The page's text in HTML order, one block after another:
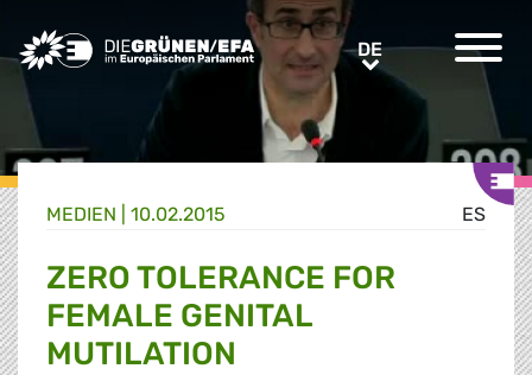
Greens/EFA Home DEDE
ES
MEDIEN 10.02.2015
ZERO TOLERANCE FOR
FEMALE GENITAL
MUTILATION